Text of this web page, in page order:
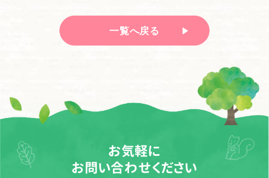
一覧へ戻る
お気軽に
お問い合わせください